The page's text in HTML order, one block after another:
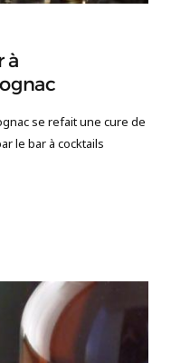
à
se refait une cure de
le bar à cocktails